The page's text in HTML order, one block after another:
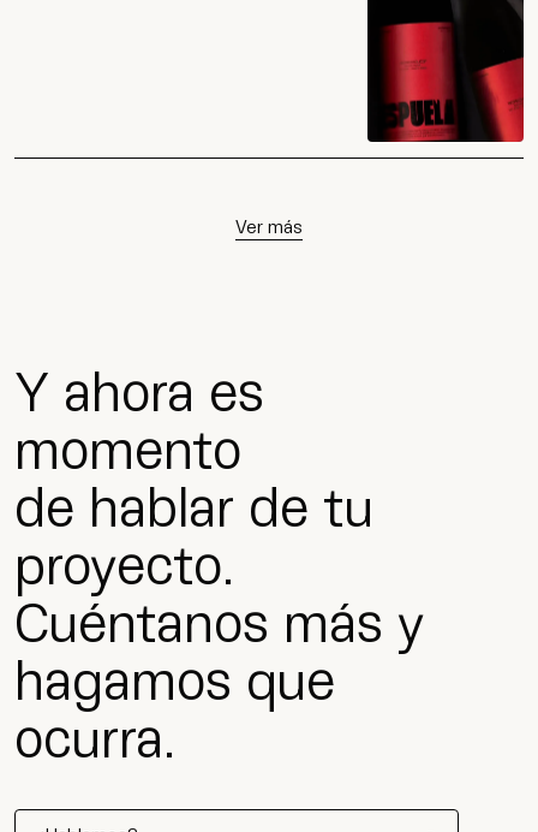
Ver más
Y ahora es
momento
de hablar de tu
proyecto.
Cuéntanos más y
hagamos que
ocurra.